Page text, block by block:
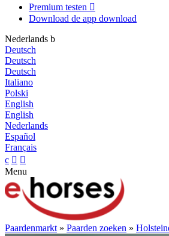
Premium testen 
Download de app download
Nederlands b
Deutsch
Deutsch
Deutsch
Italiano
Polski
English
English
Nederlands
Español
Français
c  
Menu
Paardenmarkt » Paarden zoeken »